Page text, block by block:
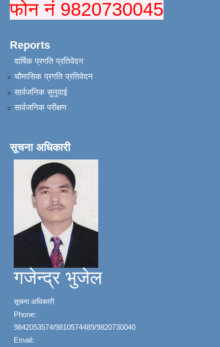
फोन नं 9820730045
Reports
वार्षिक प्रगति प्रतिवेदन
चौमासिक प्रगति प्रतिवेदन
सार्वजनिक सुनुवाई
सार्वजनिक परीक्षण
सूचना अधिकारी
गजेन्द्र भुजेल
सूचना अधिकारी
Phone:
9842053574/9810574489/9820730040
Email: